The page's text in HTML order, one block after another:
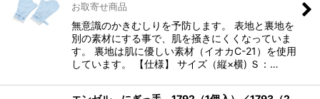
お取寄せ商品
無意識のかきむしりを予防します。 表地と裏地を
別の素材にする事で、肌を掻きにくくなっていま
す。 裏地は肌に優しい素材（イオカC-21）を使用
しています。 【仕様】 サイズ（縦×横) Ｓ：…